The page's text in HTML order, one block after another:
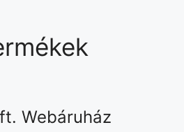
Webáruház